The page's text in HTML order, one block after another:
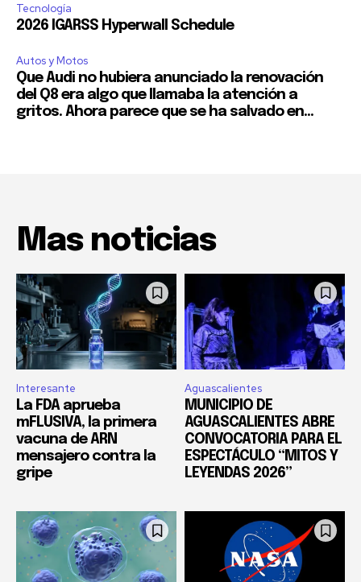
Tecnología
2026 IGARSS Hyperwall Schedule
Autos y Motos
Que Audi no hubiera anunciado la renovación
del Q8 era algo que llamaba la atención a
gritos. Ahora parece que se ha salvado en...
Mas noticias
Interesante
La FDA aprueba
mFLUSIVA, la primera
vacuna de ARN
mensajero contra la
gripe
Aguascalientes
MUNICIPIO DE
AGUASCALIENTES ABRE
CONVOCATORIA PARA EL
ESPECTÁCULO “MITOS Y
LEYENDAS 2026”